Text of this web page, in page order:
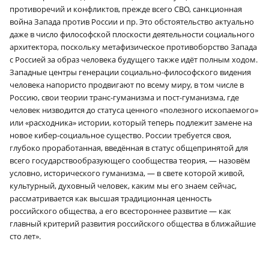
противоречий и конфликтов, прежде всего СВО, санкционная
война Запада против России и пр. Это обстоятельство актуально
даже в число философской плоскости деятельности социального
архитектора, поскольку метафизическое противоборство Запада
с Россией за образ человека будущего также идёт полным ходом.
Западные центры генерации социально-философского видения
человека напористо продвигают по всему миру, в том числе в
Россию, свои теории транс-гуманизма и пост-гуманизма, где
человек низводится до статуса ценного «полезного ископаемого»
или «расходника» истории, который теперь подлежит замене на
новое кибер-социальное существо. России требуется своя,
глубоко проработанная, введённая в статус общепринятой для
всего государствообразующего сообщества теория, — назовём
условно, исторического гуманизма, — в свете которой живой,
культурный, духовный человек, каким мы его знаем сейчас,
рассматривается как высшая традиционная ценность
российского общества, а его всестороннее развитие — как
главный критерий развития российского общества в ближайшие
сто лет».